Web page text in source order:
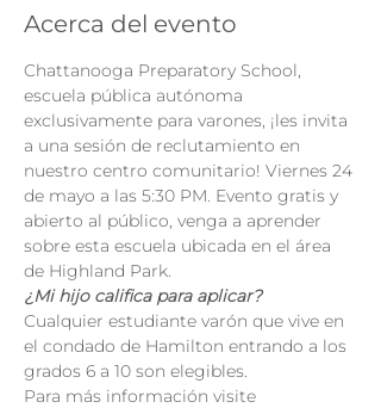
Acerca del evento
Chattanooga Preparatory School,
escuela pública autónoma
exclusivamente para varones, ¡les invita
a una sesión de reclutamiento en
nuestro centro comunitario! Viernes 24
de mayo a las 5:30 PM. Evento gratis y
abierto al público, venga a aprender
sobre esta escuela ubicada en el área
de Highland Park.
¿Mi hijo califica para aplicar?
Cualquier estudiante varón que vive en
el condado de Hamilton entrando a los
grados 6 a 10 son elegibles.
Para más información visite